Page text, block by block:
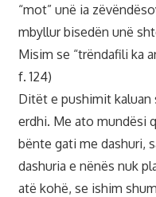
“mot” unë ia
mbyllur bisedën unë
Misim se “trëndafili ka
f. 124)
Ditët e pushimit
erdhi. Me ato mundësi
bënte gati me dashuri,
dashuria e nënës nuk
atë kohë, se ishim